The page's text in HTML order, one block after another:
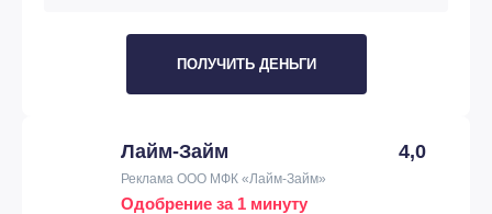
ПОЛУЧИТЬ ДЕНЬГИ
Лайм-Займ 4,0
Реклама ООО МФК «Лайм-Займ»
Одобрение за 1 минуту